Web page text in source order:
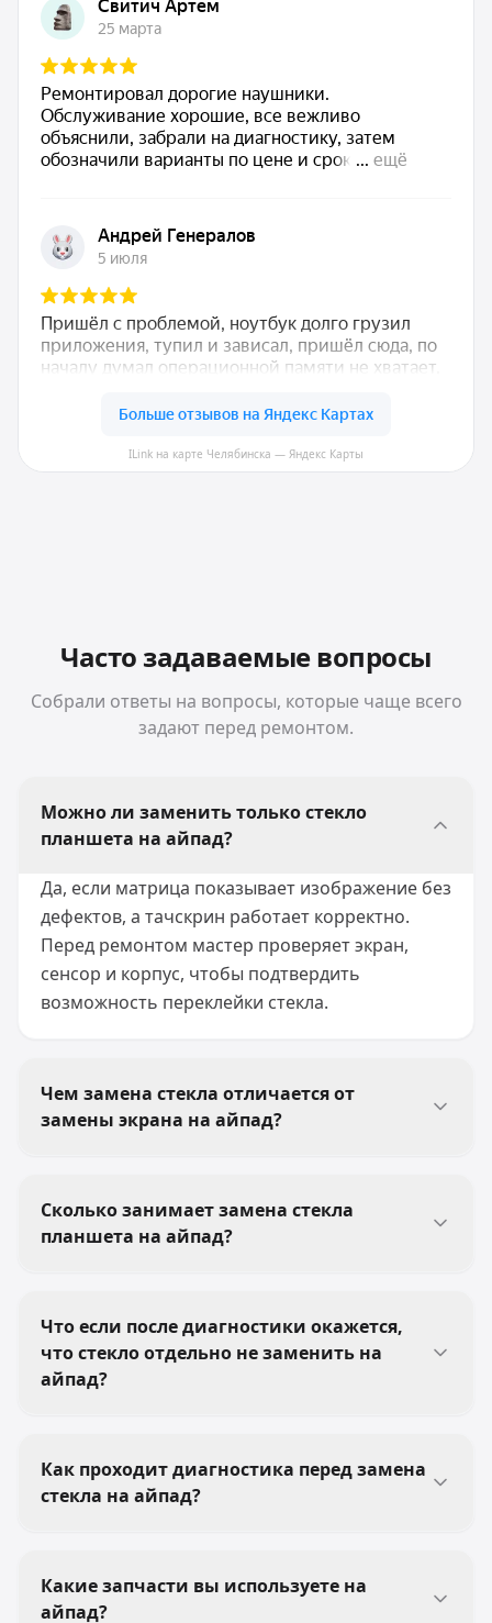
ILink на карте Челябинска — Яндекс Карты
Часто задаваемые вопросы
Собрали ответы на вопросы, которые чаще всего
задают перед ремонтом.
Можно ли заменить только стекло
планшета на айпад?
Да, если матрица показывает изображение без
дефектов, а тачскрин работает корректно.
Перед ремонтом мастер проверяет экран,
сенсор и корпус, чтобы подтвердить
возможность переклейки стекла.
Чем замена стекла отличается от
замены экрана на айпад?
Сколько занимает замена стекла
планшета на айпад?
Что если после диагностики окажется,
что стекло отдельно не заменить на
айпад?
Как проходит диагностика перед замена
стекла на айпад?
Какие запчасти вы используете на
айпад?